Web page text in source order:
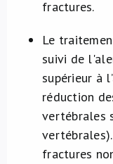
fractures.
Le
suivi de
supérieur à
réduction
vertébrales
fractures